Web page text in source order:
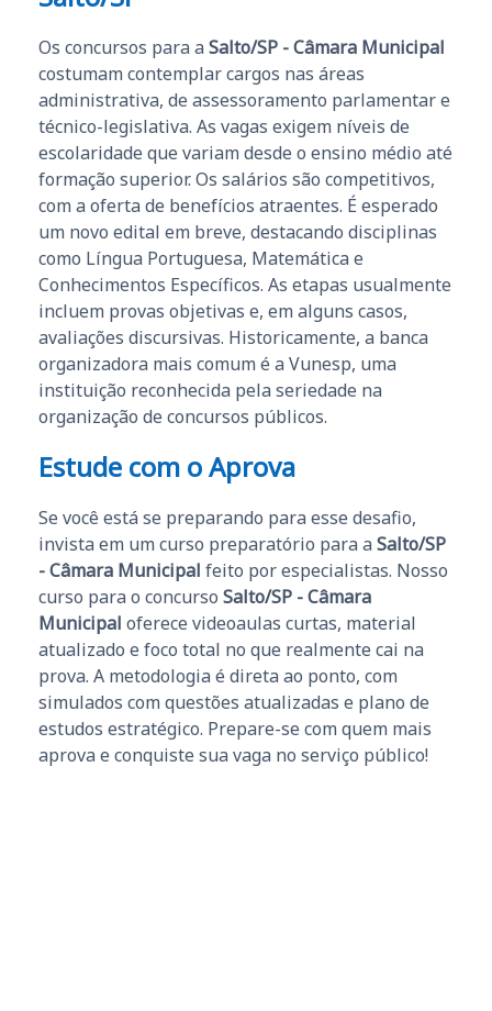
Os concursos para a Salto/SP - Câmara Municipal
costumam contemplar cargos nas áreas
administrativa, de assessoramento parlamentar e
técnico-legislativa. As vagas exigem níveis de
escolaridade que variam desde o ensino médio até
formação superior. Os salários são competitivos,
com a oferta de benefícios atraentes. É esperado
um novo edital em breve, destacando disciplinas
como Língua Portuguesa, Matemática e
Conhecimentos Específicos. As etapas usualmente
incluem provas objetivas e, em alguns casos,
avaliações discursivas. Historicamente, a banca
organizadora mais comum é a Vunesp, uma
instituição reconhecida pela seriedade na
organização de concursos públicos.
Estude com o Aprova
Se você está se preparando para esse desafio,
invista em um curso preparatório para a Salto/SP
- Câmara Municipal feito por especialistas. Nosso
curso para o concurso Salto/SP - Câmara
Municipal oferece videoaulas curtas, material
atualizado e foco total no que realmente cai na
prova. A metodologia é direta ao ponto, com
simulados com questões atualizadas e plano de
estudos estratégico. Prepare-se com quem mais
aprova e conquiste sua vaga no serviço público!